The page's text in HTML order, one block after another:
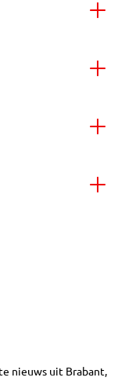
nieuws uit Brabant,